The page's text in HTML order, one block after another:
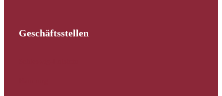
Geschäftsstellen